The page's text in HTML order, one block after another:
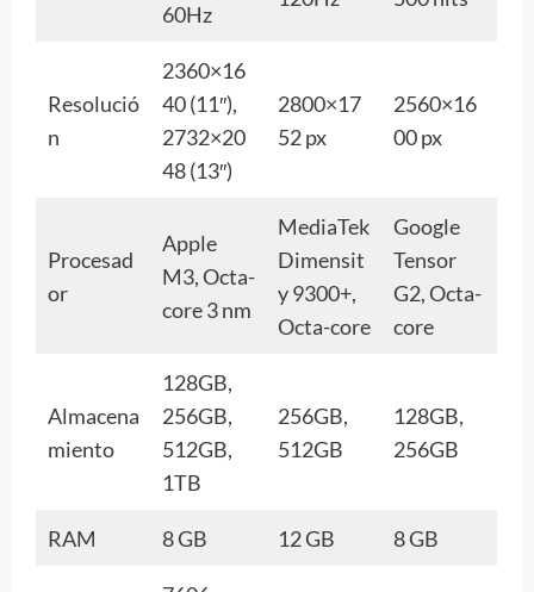
60Hz
Resolució
n
2360×16
40 (11″),
2732×20
48 (13″)
2800×17
52 px
2560×16
00 px
Procesad
or
Apple
M3, Octa-
core 3 nm
MediaTek
Dimensit
y 9300+,
Octa-core
Google
Tensor
G2, Octa-
core
Almacena
miento
128GB,
256GB,
512GB,
1TB
256GB,
512GB
128GB,
256GB
RAM 8 GB 12 GB 8 GB